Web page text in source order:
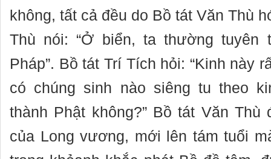
không, tất cả đều do Bồ tát Văn Thù
Thù nói: “Ở biển, ta thường tuyên
Pháp”. Bồ tát Trí Tích hỏi: “Kinh này
có chúng sinh nào siêng tu theo
thành Phật không?” Bồ tát Văn Thù
của Long vương, mới lên tám tuổi